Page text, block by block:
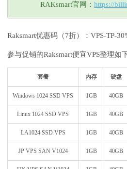
RAKsmart官网： https://
Raksmart优惠码（7折）：VPS-TP-
参与促销的Raksmart便宜VPS整理如
套餐 内存 硬盘
Windows 1024 SSD VPS 1GB 40GB
Linux 1024 SSD VPS 1GB 40GB
LA1024 SSD VPS 1GB 40GB
JP VPS SAN V1024 1GB 40GB